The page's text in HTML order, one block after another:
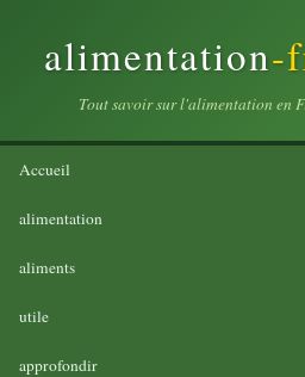
alimentation-
Tout savoir sur l'alimentation en
Accueil
alimentation
aliments
utile
approfondir